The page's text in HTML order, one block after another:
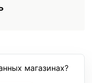
магазинах?